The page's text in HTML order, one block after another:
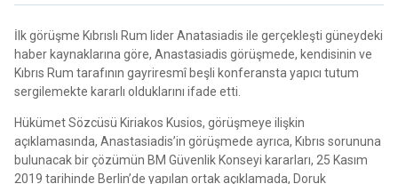
İlk görüşme Kıbrıslı Rum lider Anatasiadis ile gerçekleşti güneydeki
haber kaynaklarına göre, Anastasiadis görüşmede, kendisinin ve
Kıbrıs Rum tarafının gayriresmî beşli konferansta yapıcı tutum
sergilemekte kararlı olduklarını ifade etti.
Hükümet Sözcüsü Kiriakos Kusios, görüşmeye ilişkin
açıklamasında, Anastasiadis’in görüşmede ayrıca, Kıbrıs sorununa
bulunacak bir çözümün BM Güvenlik Konseyi kararları, 25 Kasım
2019 tarihinde Berlin’de yapılan ortak açıklamada, Doruk